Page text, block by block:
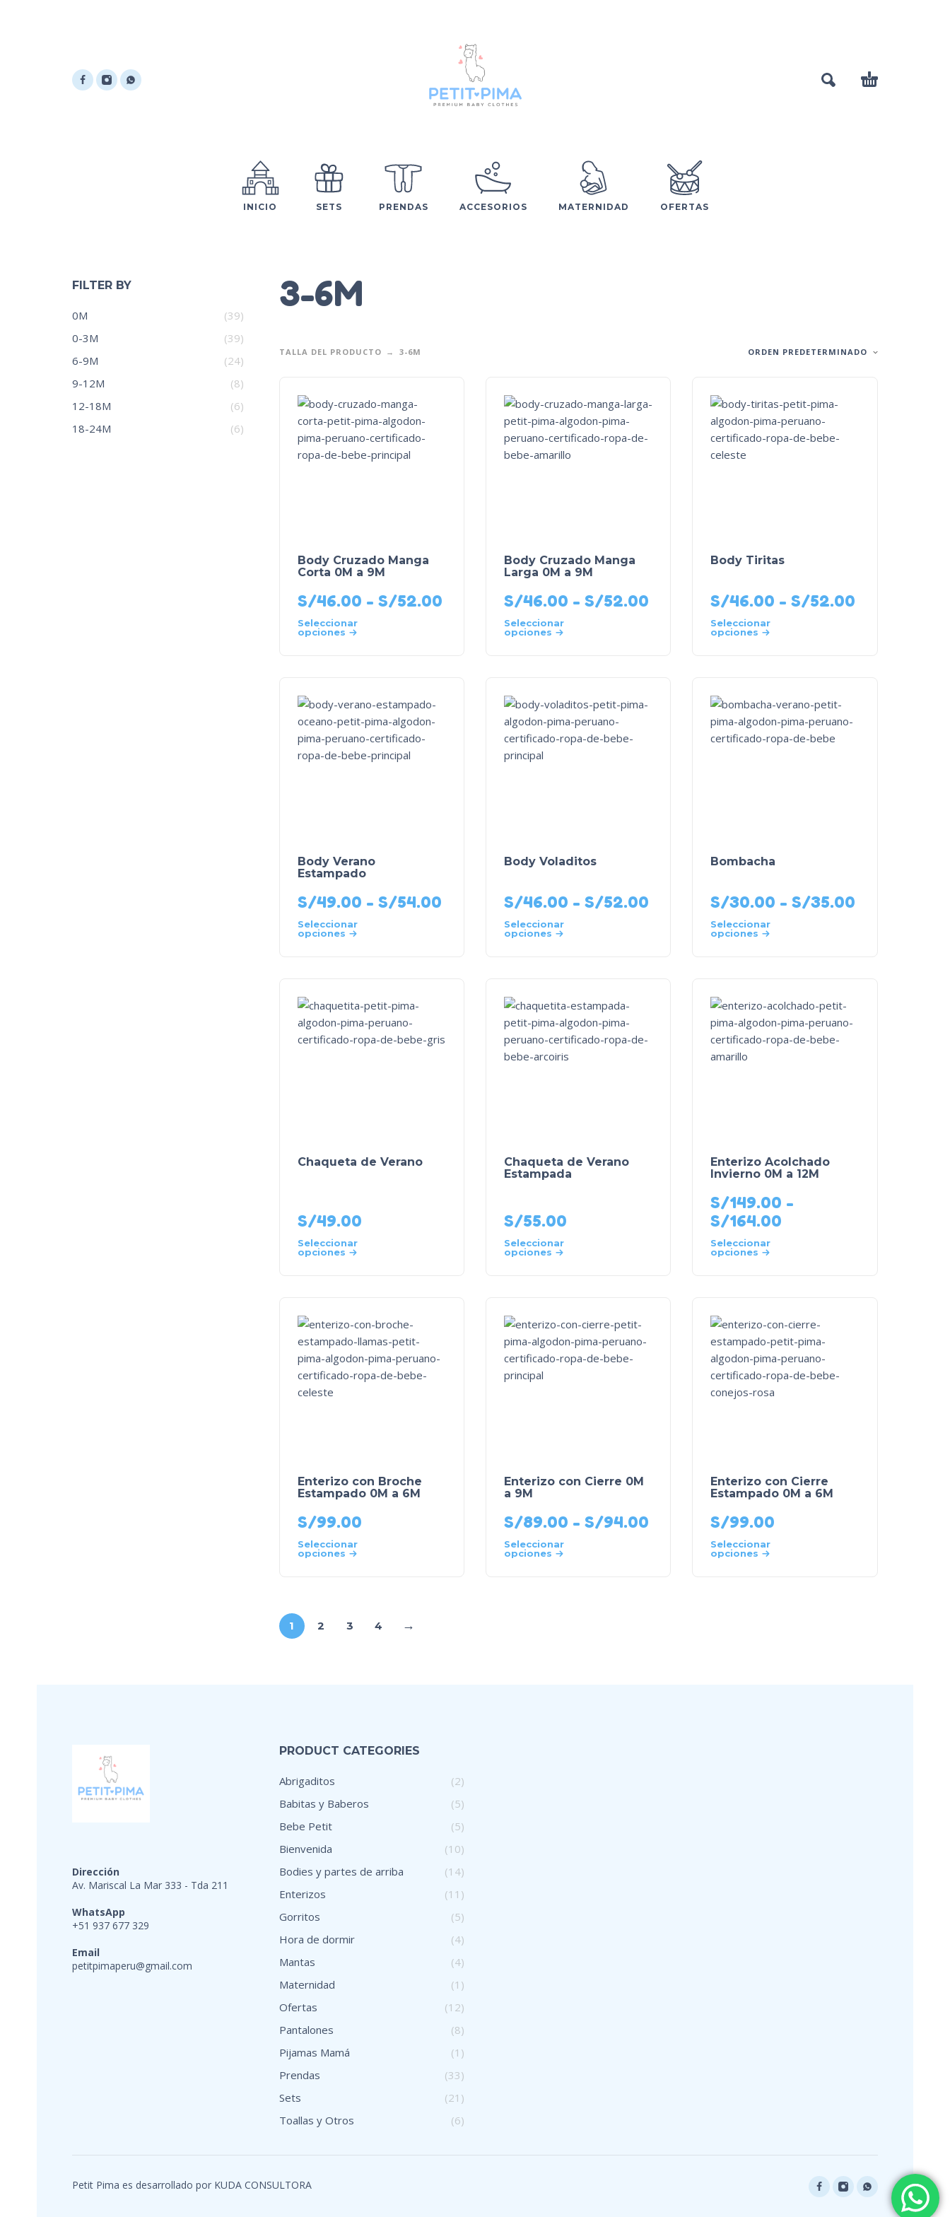
INICIO SETS PRENDAS ACCESORIOS MATERNIDAD OFERTAS
FILTER BY
0M
(39)
0-3M
(39)
6-9M
(24)
9-12M
(8)
12-18M
(6)
18-24M
(6)
3-6M
TALLA DEL PRODUCTO 3-6M ORDEN PREDETERMINADO
Body Cruzado Manga
Corta 0M a 9M
S/46.00 - S/52.00
Seleccionar
opciones
Body Cruzado Manga
Larga 0M a 9M
S/46.00 - S/52.00
Seleccionar
opciones
Body Tiritas
S/46.00 - S/52.00
Seleccionar
opciones
Body Verano
Estampado
S/49.00 - S/54.00
Seleccionar
opciones
Body Voladitos
S/46.00 - S/52.00
Seleccionar
opciones
Bombacha
S/30.00 - S/35.00
Seleccionar
opciones
Chaqueta de Verano
S/49.00
Seleccionar
opciones
Chaqueta de Verano
Estampada
S/55.00
Seleccionar
opciones
Enterizo Acolchado
Invierno 0M a 12M
S/149.00 -
S/164.00
Seleccionar
opciones
Enterizo con Broche
Estampado 0M a 6M
S/99.00
Seleccionar
opciones
Enterizo con Cierre 0M
a 9M
S/89.00 - S/94.00
Seleccionar
opciones
Enterizo con Cierre
Estampado 0M a 6M
S/99.00
Seleccionar
opciones
1 2 3 4 →
Dirección
Av. Mariscal La Mar 333 - Tda 211
WhatsApp
+51 937 677 329
Email
petitpimaperu@gmail.com
PRODUCT CATEGORIES
Abrigaditos
(2)
Babitas y Baberos
(5)
Bebe Petit
(5)
Bienvenida
(10)
Bodies y partes de arriba
(14)
Enterizos
(11)
Gorritos
(5)
Hora de dormir
(4)
Mantas
(4)
Maternidad
(1)
Ofertas
(12)
Pantalones
(8)
Pijamas Mamá
(1)
Prendas
(33)
Sets
(21)
Toallas y Otros
(6)
Petit Pima es desarrollado por KUDA CONSULTORA